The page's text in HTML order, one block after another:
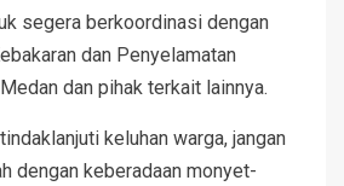
segera berkoordinasi dengan
dan Penyelamatan
dan pihak terkait lainnya.
keluhan warga, jangan
dengan keberadaan monyet-